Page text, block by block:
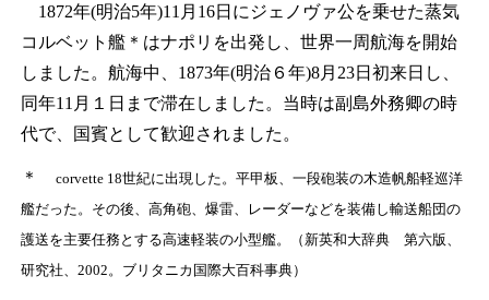
1872年(明治5年)11月16日にジェノヴァ公を乗せた蒸気
コルベット艦＊ はナポリを出発し、世界一周航海を開始
しました。航海中、1873年(明治６年)8月23日初来日し、
同年11月１日まで滞在しました。当時は副島外務卿の時
代で、国賓として歓迎されました。
＊
corvette 18世紀に出現した。平甲板、一段砲装の木造帆船軽巡洋
艦だった。その後、高角砲、爆雷、レーダーなどを装備し輸送船団の
護送を主要任務とする高速軽装の小型艦。（新英和大辞典 第六版、
研究社、2002。ブリタニカ国際大百科事典）